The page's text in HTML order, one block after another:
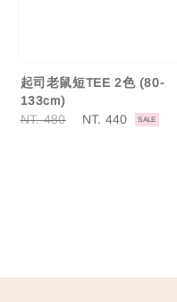
起司老鼠短TEE 2色 (80-
133cm)
Regular
NT. 480
Sale
NT. 440 SALE